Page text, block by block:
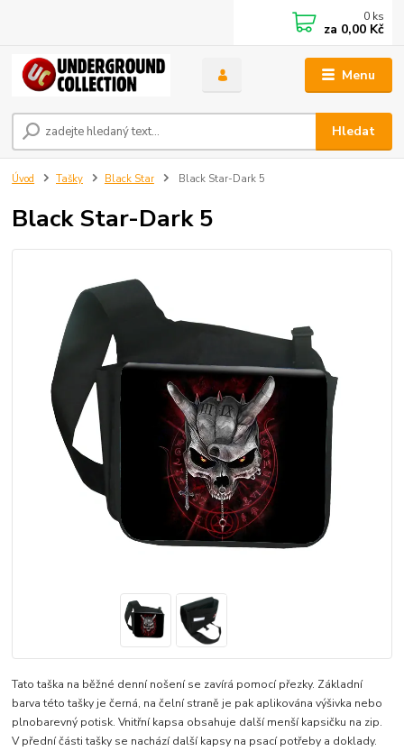
Menu
Hledat
0 ks
za 0,00 Kč
Úvod Tašky Black Star Black Star-Dark 5
Black Star-Dark 5
Tato taška na běžné denní nošení se zavírá pomocí přezky. Základní
barva této tašky je černá, na čelní straně je pak aplikována výšivka nebo
plnobarevný potisk. Vnitřní kapsa obsahuje další menší kapsičku na zip.
V přední části tašky se nachází další kapsy na psací potřeby a doklady.